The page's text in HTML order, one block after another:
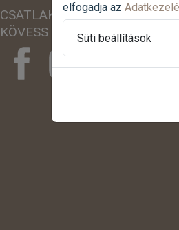
CSATLAKOZZ HOZZÁNK ÉS
KÖVESS MINKET!
elfogadja az
Süti beállítások